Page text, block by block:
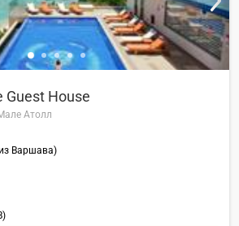
Guest House
Атолл
Варшава)